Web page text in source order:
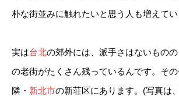
朴な街並みに触れたいと思う人も増えてい
実は台北の郊外には、派手さはないもの
の老街がたくさん残っているんです。そ
隣・ 新北市の新荘区にあります。(写真は